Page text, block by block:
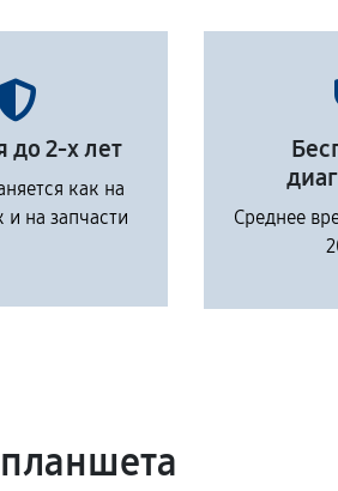
до 2-х лет
как на
и на запчасти
Среднее